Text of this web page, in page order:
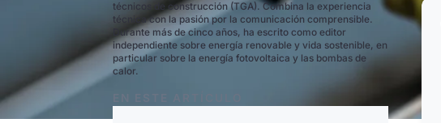
técnicos de construcción (TGA). Combina la experiencia
técnica con la pasión por la comunicación comprensible.
Durante más de cinco años, ha escrito como editor
independiente sobre energía renovable y vida sostenible, en
particular sobre la energía fotovoltaica y las bombas de
calor.